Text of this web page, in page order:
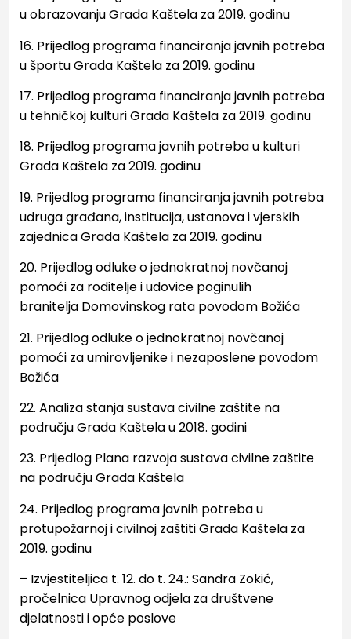
uobrazovanju Grada Kaštela za 2019. godinu
16. Prijedlog programa financiranja javnih potreba
u športu Grada Kaštela za 2019. godinu
17. Prijedlog programa financiranja javnih potreba
u tehničkoj kulturi Grada Kaštela za 2019. godinu
18. Prijedlog programa javnih potreba u kulturi
Grada Kaštela za 2019. godinu
19. Prijedlog programa financiranja javnih potreba
udruga građana, institucija, ustanova i vjerskih
zajednicaGrada Kaštela za 2019. godinu
20. Prijedlog odluke o jednokratnoj novčanoj
pomoći za roditelje i udovice poginulih
branitelja Domovinskog rata povodom Božića
21. Prijedlog odluke o jednokratnoj novčanoj
pomoći za umirovljenike i nezaposlene povodom
Božića
22. Analiza stanja sustava civilne zaštite na
području Grada Kaštela u 2018. godini
23. Prijedlog Plana razvoja sustava civilne zaštite
na području Grada Kaštela
24. Prijedlog programa javnih potreba u
protupožarnoj i civilnoj zaštiti Grada Kaštela za
2019. godinu
– Izvjestiteljica t. 12. do t. 24.: Sandra Zokić,
pročelnica Upravnog odjela za društvene
djelatnosti iopće poslove